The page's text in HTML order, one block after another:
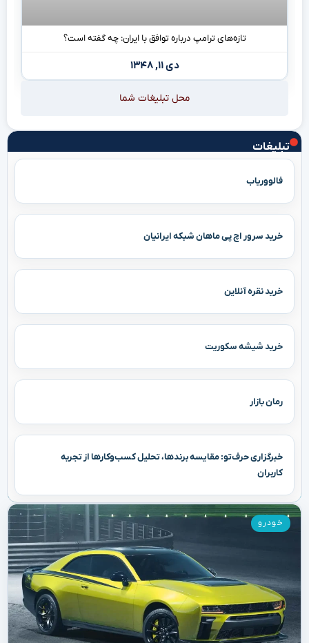
تبلیغات
فالووریاب
خرید سرور اچ پی ماهان شبکه ایرانیان
خرید نقره آنلاین
خرید شیشه سکوریت
رمان بازار
خبرگزاری حرف‌تو: مقایسه برندها، تحلیل کسب‌وکارها از تجربه
کاربران
خودرو
تازه‌های ترامپ درباره توافق با ایران: چه گفته است؟
دی ۱۱, ۱۳۴۸
محل تبلیغات شما